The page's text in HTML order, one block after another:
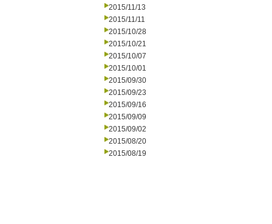
2015/11/13
2015/11/11
2015/10/28
2015/10/21
2015/10/07
2015/10/01
2015/09/30
2015/09/23
2015/09/16
2015/09/09
2015/09/02
2015/08/20
2015/08/19